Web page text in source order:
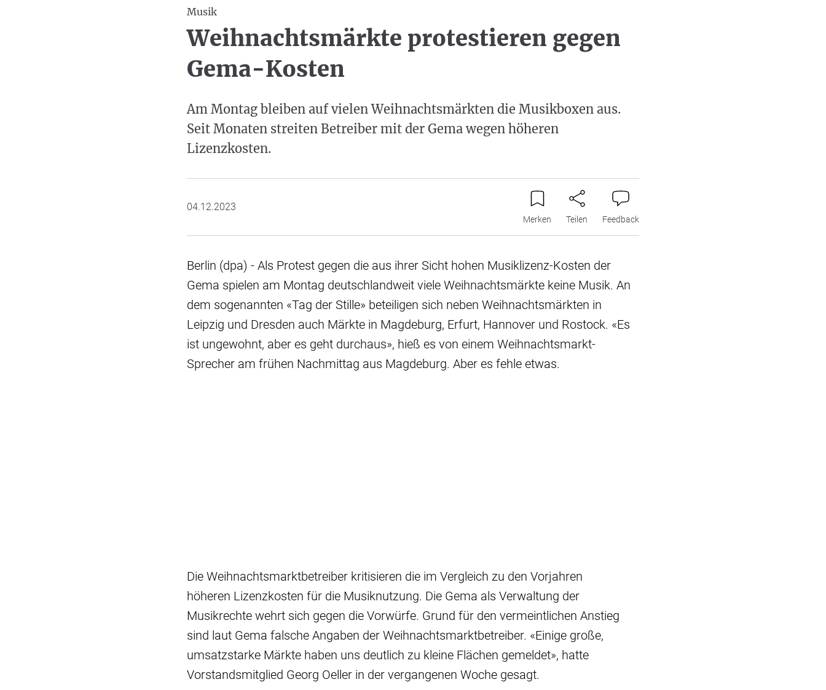
Musik
Weihnachtsmärkte protestieren gegen
Gema-Kosten
Am Montag bleiben auf vielen Weihnachtsmärkten die Musikboxen aus.
Seit Monaten streiten Betreiber mit der Gema wegen höheren
Lizenzkosten.
04.12.2023
Merken Teilen Feedback
Berlin (dpa) - Als Protest gegen die aus ihrer Sicht hohen Musiklizenz-Kosten der
Gema spielen am Montag deutschlandweit viele Weihnachtsmärkte keine Musik. An
dem sogenannten «Tag der Stille» beteiligen sich neben Weihnachtsmärkten in
Leipzig und Dresden auch Märkte in Magdeburg, Erfurt, Hannover und Rostock. «Es
ist ungewohnt, aber es geht durchaus», hieß es von einem Weihnachtsmarkt-
Sprecher am frühen Nachmittag aus Magdeburg. Aber es fehle etwas.
Die Weihnachtsmarktbetreiber kritisieren die im Vergleich zu den Vorjahren
höheren Lizenzkosten für die Musiknutzung. Die Gema als Verwaltung der
Musikrechte wehrt sich gegen die Vorwürfe. Grund für den vermeintlichen Anstieg
sind laut Gema falsche Angaben der Weihnachtsmarktbetreiber. «Einige große,
umsatzstarke Märkte haben uns deutlich zu kleine Flächen gemeldet», hatte
Vorstandsmitglied Georg Oeller in der vergangenen Woche gesagt.